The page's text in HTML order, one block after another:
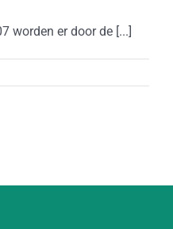
worden er door de [...]